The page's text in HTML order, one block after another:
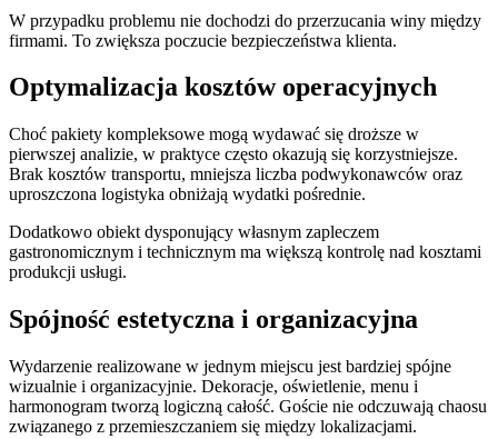
W przypadku problemu nie dochodzi do przerzucania winy między
firmami. To zwiększa poczucie bezpieczeństwa klienta.
Optymalizacja kosztów operacyjnych
Choć pakiety kompleksowe mogą wydawać się droższe w
pierwszej analizie, w praktyce często okazują się korzystniejsze.
Brak kosztów transportu, mniejsza liczba podwykonawców oraz
uproszczona logistyka obniżają wydatki pośrednie.
Dodatkowo obiekt dysponujący własnym zapleczem
gastronomicznym i technicznym ma większą kontrolę nad kosztami
produkcji usługi.
Spójność estetyczna i organizacyjna
Wydarzenie realizowane w jednym miejscu jest bardziej spójne
wizualnie i organizacyjnie. Dekoracje, oświetlenie, menu i
harmonogram tworzą logiczną całość. Goście nie odczuwają chaosu
związanego z przemieszczaniem się między lokalizacjami.